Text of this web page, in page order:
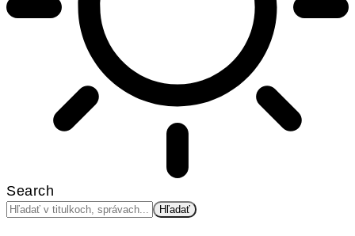
Search